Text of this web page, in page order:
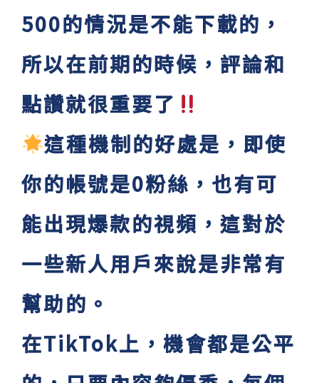
500的情況是不能下載的，
所以在前期的時候，評論和
點讚就很重要了
這種機制的好處是，即使
你的帳號是0粉絲，也有可
能出現爆款的視頻，這對於
一些新人用戶來說是非常有
幫助的。
在TikTok上，機會都是公平